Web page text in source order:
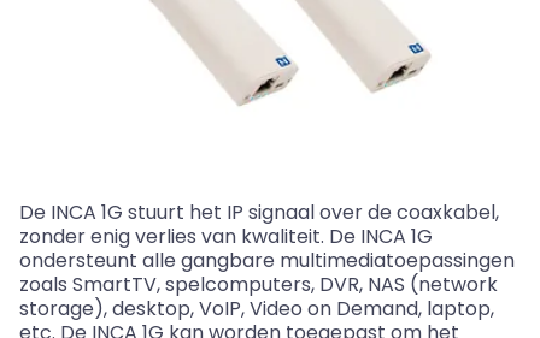
De INCA 1G stuurt het IP signaal over de coaxkabel,
zonder enig verlies van kwaliteit. De INCA 1G
ondersteunt alle gangbare multimediatoepassingen
zoals SmartTV, spelcomputers, DVR, NAS (network
storage), desktop, VoIP, Video on Demand, laptop,
etc. De INCA 1G kan worden toegepast om het